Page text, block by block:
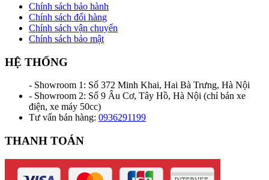
Chính sách bảo hành
Chính sách đổi hàng
Chính sách vận chuyển
Chính sách bảo mật
HỆ THỐNG
- Showroom 1: Số 372 Minh Khai, Hai Bà Trưng, Hà Nội
- Showroom 2: Số 9 Âu Cơ, Tây Hồ, Hà Nội (chỉ bán xe
điện, xe máy 50cc)
Tư vấn bán hàng: 0936291199
THANH TOÁN